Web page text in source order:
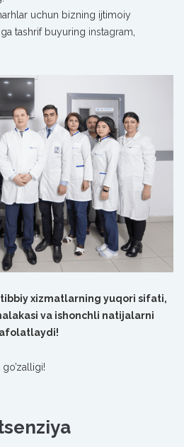
uchun bizning ijtimoiy
tashrif buyuring instagram
tibbiy xizmatlarning yuqori sifati,
va ishonchli natijalarni